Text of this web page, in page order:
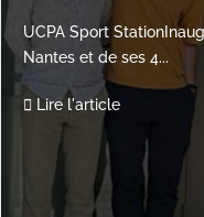
UCPA Sport
Nantes et de ses 4...
Lire l'article